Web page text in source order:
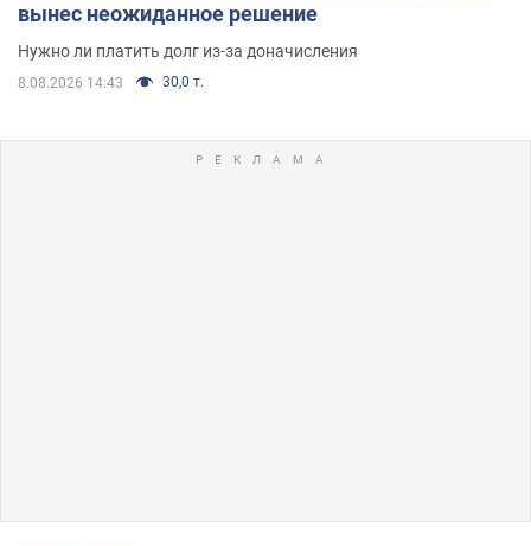
вынес неожиданное решение
Нужно ли платить долг из-за доначисления
8.08.2026 14:43 30,0 т.